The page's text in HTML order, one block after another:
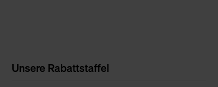
Unsere Rabattstaffel